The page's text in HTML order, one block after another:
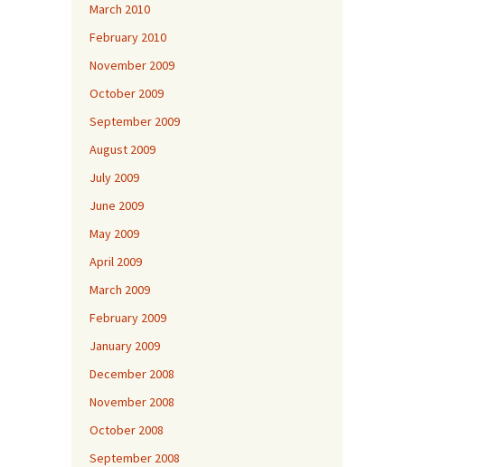
March 2010
February 2010
November 2009
October 2009
September 2009
August 2009
July 2009
June 2009
May 2009
April 2009
March 2009
February 2009
January 2009
December 2008
November 2008
October 2008
September 2008